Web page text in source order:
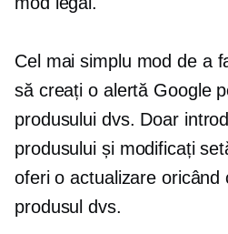
Cel mai simplu mod de a
să creați o alertă Google
produsului dvs. Doar
produsului și modificați
oferi o actualizare oricând
produsul dvs.